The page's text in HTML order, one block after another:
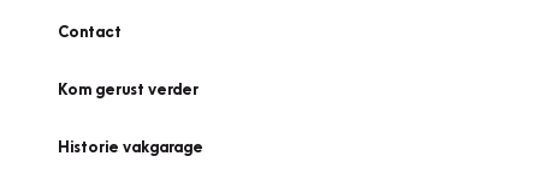
Contact
Kom gerust verder
Historie vakgarage